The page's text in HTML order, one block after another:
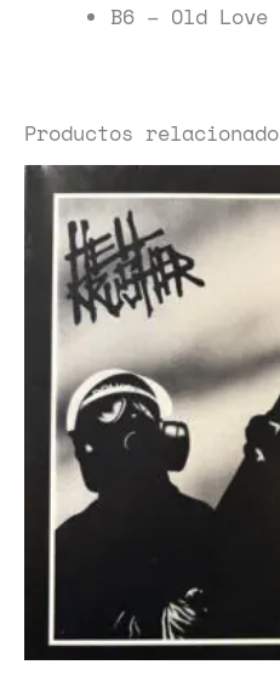
B6 – Old Love
Productos